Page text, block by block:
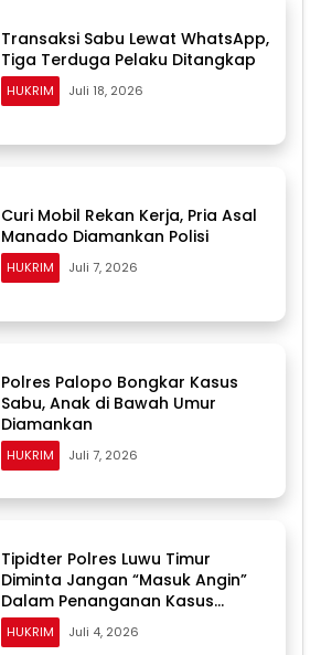
Transaksi Sabu Lewat WhatsApp,
Tiga Terduga Pelaku Ditangkap
HUKRIM Juli 18, 2026
Curi Mobil Rekan Kerja, Pria Asal
Manado Diamankan Polisi
HUKRIM Juli 7, 2026
Polres Palopo Bongkar Kasus
Sabu, Anak di Bawah Umur
Diamankan
HUKRIM Juli 7, 2026
Tipidter Polres Luwu Timur
Diminta Jangan “Masuk Angin”
Dalam Penanganan Kasus
Dugaan Penyalahgunaan BBM
Solar Subsidi
HUKRIM Juli 4, 2026